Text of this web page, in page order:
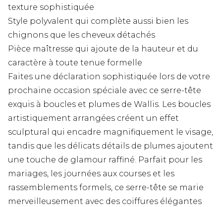
texture sophistiquée
Style polyvalent qui complète aussi bien les
chignons que les cheveux détachés
Pièce maîtresse qui ajoute de la hauteur et du
caractère à toute tenue formelle
Faites une déclaration sophistiquée lors de votre
prochaine occasion spéciale avec ce serre-tête
exquis à boucles et plumes de Wallis. Les boucles
artistiquement arrangées créent un effet
sculptural qui encadre magnifiquement le visage,
tandis que les délicats détails de plumes ajoutent
une touche de glamour raffiné. Parfait pour les
mariages, les journées aux courses et les
rassemblements formels, ce serre-tête se marie
merveilleusement avec des coiffures élégantes